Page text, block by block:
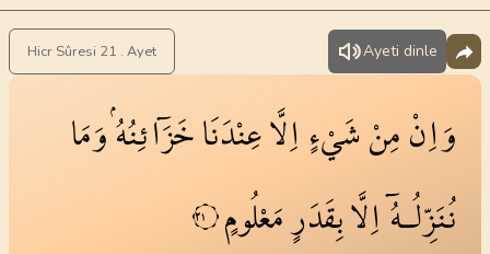
Hicr Sûresi 21 . Ayet Ayeti dinle
وَاِنْمِنْشَيْءٍاِلَّاعِنْدَنَاخَزَٓائِنُهُۘوَمَا
نُنَزِّلُـهُٓاِلَّابِقَدَرٍمَعْلُومٍ ٢١